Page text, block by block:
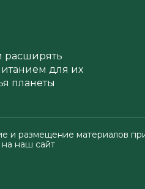
для их
планеты
и размещение материалов
на наш сайт